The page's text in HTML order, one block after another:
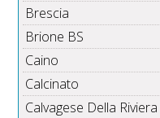
Brescia
Brione BS
Caino
Calcinato
Calvagese Della Riviera